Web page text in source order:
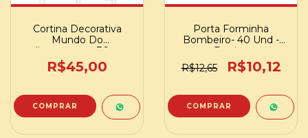
Cortina Decorativa
Mundo Do
dinossauros - 36pc-
Cromus
R$45,00
Porta Forminha
Bombeiro- 40 Und -
Regina
R$12,65
R$10,12